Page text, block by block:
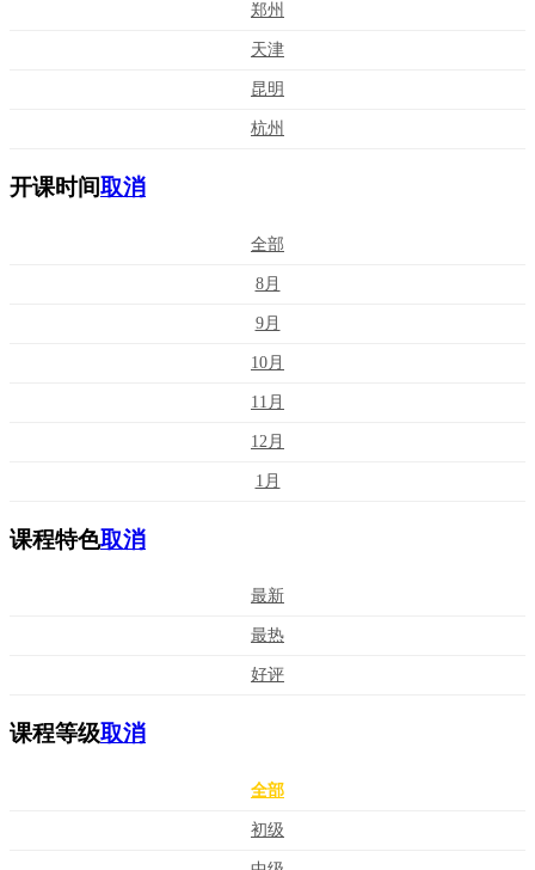
郑州
天津
昆明
杭州
开课时间取消
全部
8月
9月
10月
11月
12月
1月
课程特色取消
最新
最热
好评
课程等级取消
全部
初级